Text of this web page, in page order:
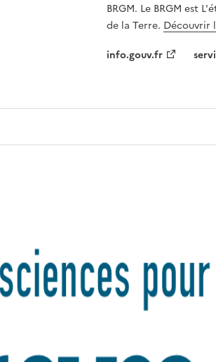
BRGM. Le BRGM est
de la Terre. Découvrir
info.gouv.fr